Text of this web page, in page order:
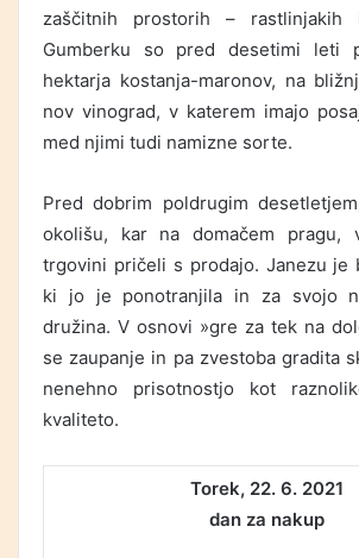
zaščitnih prostorih –
Gumberku so pred desetimi leti
hektarja kostanja-maronov, na
nov vinograd, v katerem imajo
med njimi tudi namizne sorte.
Pred dobrim poldrugim
okolišu, kar na domačem pragu,
trgovini pričeli s prodajo. Janezu je
ki jo je ponotranjila in za svojo
družina. V osnovi »gre za tek na
se zaupanje in pa zvestoba gradita
nenehno prisotnostjo kot
kvaliteto.
Torek, 22. 6. 2021
dan za nakup